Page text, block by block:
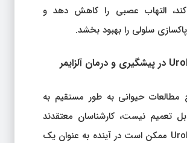
التهاب عصبی را کاهش دهد و
سلولی را بهبود بخشد.
مطالعات حیوانی به طور مستقیم به
تعمیم نیست، کارشناسان معتقدند
که Urolithin A ممکن است در آینده به عنوان یک